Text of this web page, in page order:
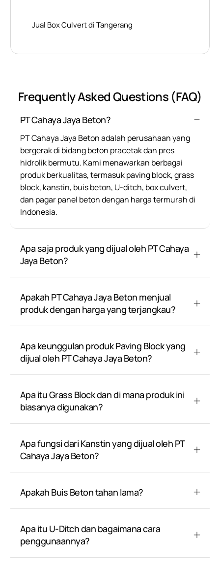
Jual Box Culvert di Tangerang
Frequently Asked Questions (FAQ)
PT Cahaya Jaya Beton?
PT Cahaya Jaya Beton adalah perusahaan yang
bergerak di bidang beton pracetak dan pres
hidrolik bermutu. Kami menawarkan berbagai
produk berkualitas, termasuk paving block, grass
block, kanstin, buis beton, U-ditch, box culvert,
dan pagar panel beton dengan harga termurah di
Indonesia.
Apa saja produk yang dijual oleh PT Cahaya
Jaya Beton?
Apakah PT Cahaya Jaya Beton menjual
produk dengan harga yang terjangkau?
Apa keunggulan produk Paving Block yang
dijual oleh PT Cahaya Jaya Beton?
Apa itu Grass Block dan di mana produk ini
biasanya digunakan?
Apa fungsi dari Kanstin yang dijual oleh PT
Cahaya Jaya Beton?
Apakah Buis Beton tahan lama?
Apa itu U-Ditch dan bagaimana cara
penggunaannya?